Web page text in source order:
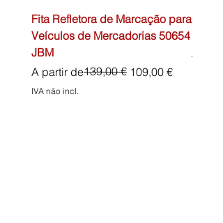
Fita Refletora de Marcação para
Veículos de Mercadorias 50654
JBM
A partir de
Preço normal139,00 € 109,00 €
Preço promocional
IVA não incl.
Preço
45,00 €